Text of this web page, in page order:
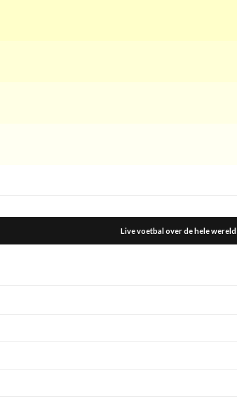
Live voetbal over de hele wereld